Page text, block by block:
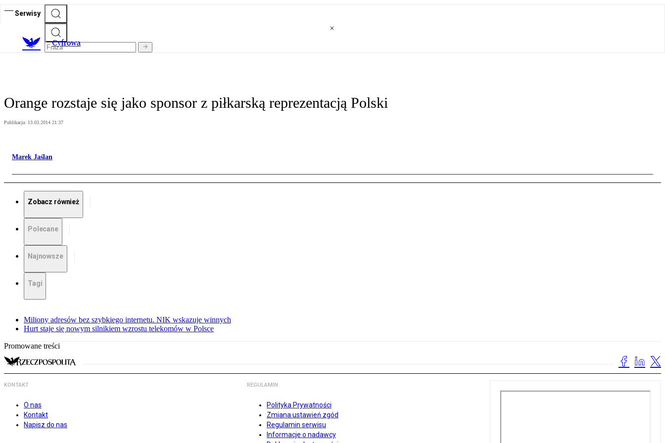
Serwisy
Cyfrowa
Orange rozstaje się jako sponsor z piłkarską reprezentacją Polski
Publikacja: 13.03.2014 21:37
Marek Jaślan
Zobacz również
Polecane
Najnowsze
Tagi
Miliony adresów bez szybkiego internetu. NIK wskazuje winnych
Hurt staje się nowym silnikiem wzrostu telekomów w Polsce
Promowane treści
KONTAKT
O nas
Kontakt
Napisz do nas
REGULAMIN
Polityka Prywatności
Zmiana ustawień zgód
Regulamin serwisu
Informacje o nadawcy